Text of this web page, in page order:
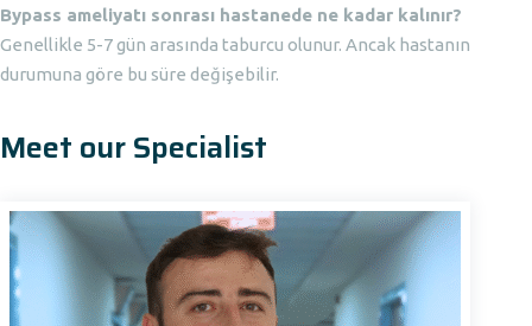
Bypass ameliyatı sonrası hastanede ne kadar kalınır?
Genellikle 5-7 gün arasında taburcu olunur. Ancak hastanın
durumuna göre bu süre değişebilir.
Meet our Specialist